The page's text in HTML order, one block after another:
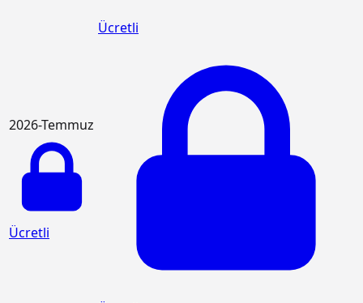
Ücretli
2026-Temmuz
Ücretli